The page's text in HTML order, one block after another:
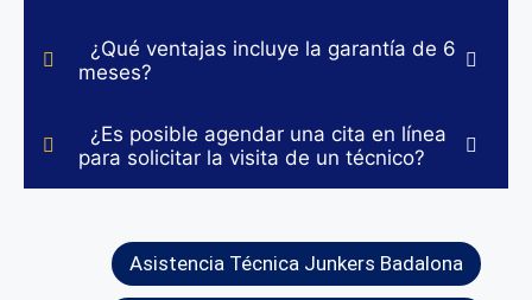
¿Qué ventajas incluye la garantía de 6
meses?
¿Es posible agendar una cita en línea
para solicitar la visita de un técnico?
Asistencia Técnica Junkers Badalona